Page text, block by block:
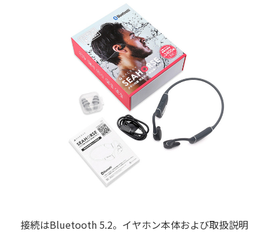
接続はBluetooth 5.2。イヤホン本体および取扱説明